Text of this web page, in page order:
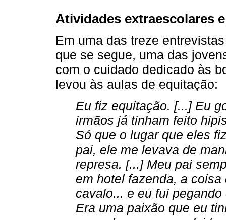
Atividades extraescolares
Em uma das treze
que se segue, uma das
com o cuidado dedicado às
levou às aulas de equitação:
Eu fiz equitação. [...] Eu
irmãos já tinham feito
Só que o lugar que eles
pai, ele me levava de
represa. [...] Meu pai
em hotel fazenda, a
cavalo... e eu fui
Era uma paixão que eu